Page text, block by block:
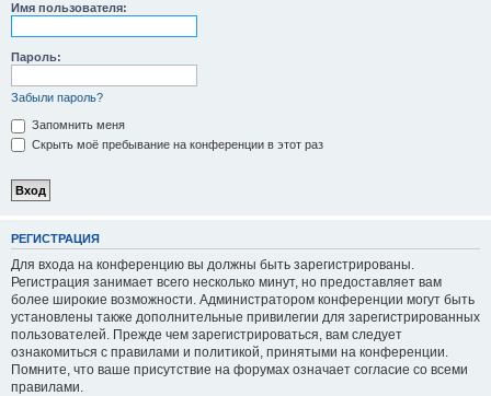
Имя пользователя:
Пароль:
Забыли пароль?
Запомнить меня
Скрыть моё пребывание на конференции в этот раз
РЕГИСТРАЦИЯ
Для входа на конференцию вы должны быть зарегистрированы.
Регистрация занимает всего несколько минут, но предоставляет вам
более широкие возможности. Администратором конференции могут быть
установлены также дополнительные привилегии для зарегистрированных
пользователей. Прежде чем зарегистрироваться, вам следует
ознакомиться с правилами и политикой, принятыми на конференции.
Помните, что ваше присутствие на форумах означает согласие со всеми
правилами.